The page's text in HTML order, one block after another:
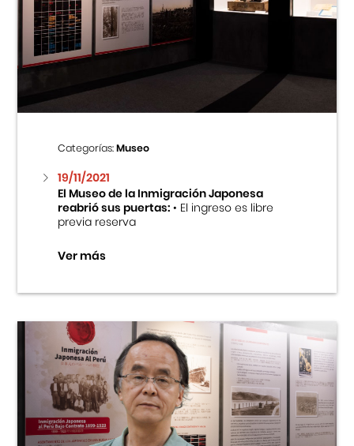
Categorías:Museo
19/11/2021
El Museo de la Inmigración Japonesa
reabrió sus puertas:• El ingreso es libre
previa reserva
Ver más